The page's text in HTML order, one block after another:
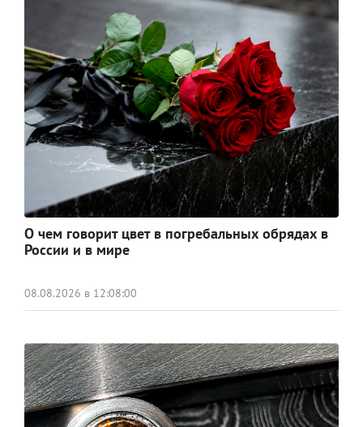
О чем говорит цвет в погребальных обрядах в
России и в мире
08.08.2026 в 12:08:00